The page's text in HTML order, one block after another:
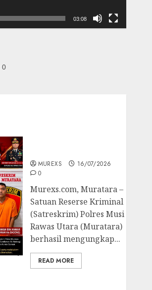
03:08
0
MUREXS
16/07/2026
0
Murexs.com, Muratara –
Satuan Reserse Kriminal
(Satreskrim) Polres Musi
Rawas Utara (Muratara)
berhasil mengungkap...
READ MORE